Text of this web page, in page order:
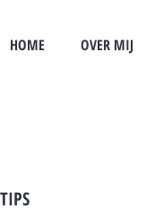
HOME OVER MIJ